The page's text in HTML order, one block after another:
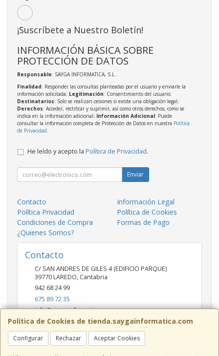
Política de Cookies de tienda.saygainformatica.com
Configurar Rechazar Aceptar Cookies
¡Suscríbete a Nuestro Boletín!
INFORMACIÓN BÁSICA SOBRE
PROTECCIÓN DE DATOS
Responsable: SAYGA INFORMATICA, S.L.
Finalidad: Responder las consultas planteadas por el usuario y enviarle la
información solicitada; Legitimación: Consentimiento del usuario;
Destinatarios: Solo se realizan cesiones si existe una obligación legal;
Derechos: Acceder, rectificar y suprimir, así como otros derechos, como se
indica en la información adicional; Información Adicional: Puede
consultar la información completa de Protección de Datos en nuestra Política
de Privacidad.
He leído y acepto la Política de Privacidad.
Enviar
Contacto
Información Legal
Política Privacidad
Política de Cookies
Condiciones de Compra
Formas de Pago
¿Quienes Somos?
Contacto
C/ SAN ANDRES DE GILES 4 (EDIFICIO PARQUE)
39770LAREDO, Cantabria
942 68 24 99
675 89 72 35
info@saygainformatica.com
Horario